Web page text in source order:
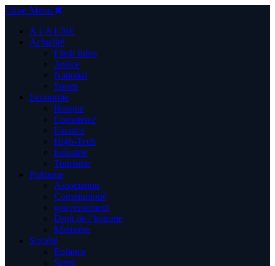
Close Menu
A LA UNE
Actualité
Flash Infos
Justice
National
Sports
Economie
Banque
Commerce
Finance
High-Tech
Industrie
Tourisme
Politique
Association
Communiqué
gouvernement
Droit de l’homme
Ministère
Société
Enfance
Santé